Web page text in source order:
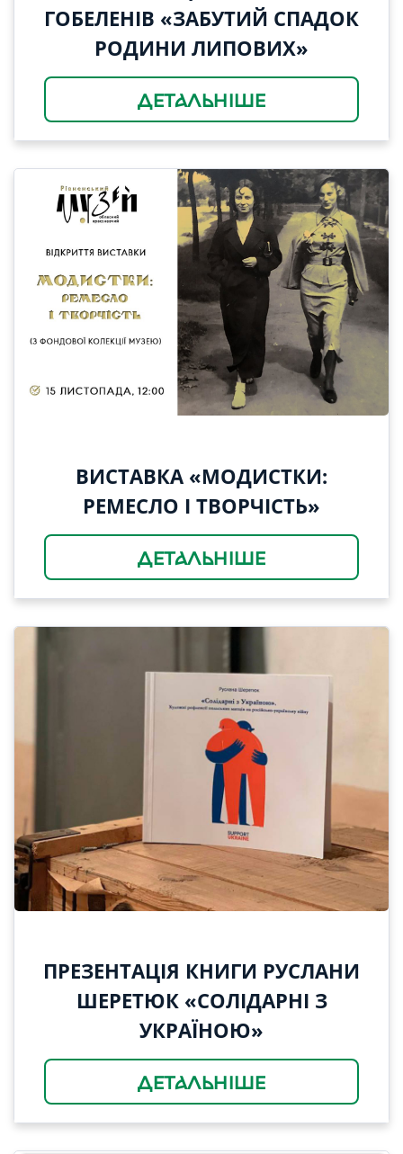
ГОБЕЛЕНІВ «ЗАБУТИЙ СПАДОК
РОДИНИ ЛИПОВИХ»
ДЕТАЛЬНІШЕ
ВИСТАВКА «МОДИСТКИ:
РЕМЕСЛО І ТВОРЧІСТЬ»
ДЕТАЛЬНІШЕ
ПРЕЗЕНТАЦІЯ КНИГИ РУСЛАНИ
ШЕРЕТЮК «СОЛІДАРНІ З
УКРАЇНОЮ»
ДЕТАЛЬНІШЕ